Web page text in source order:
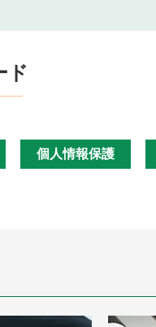
ド
個人情報保護